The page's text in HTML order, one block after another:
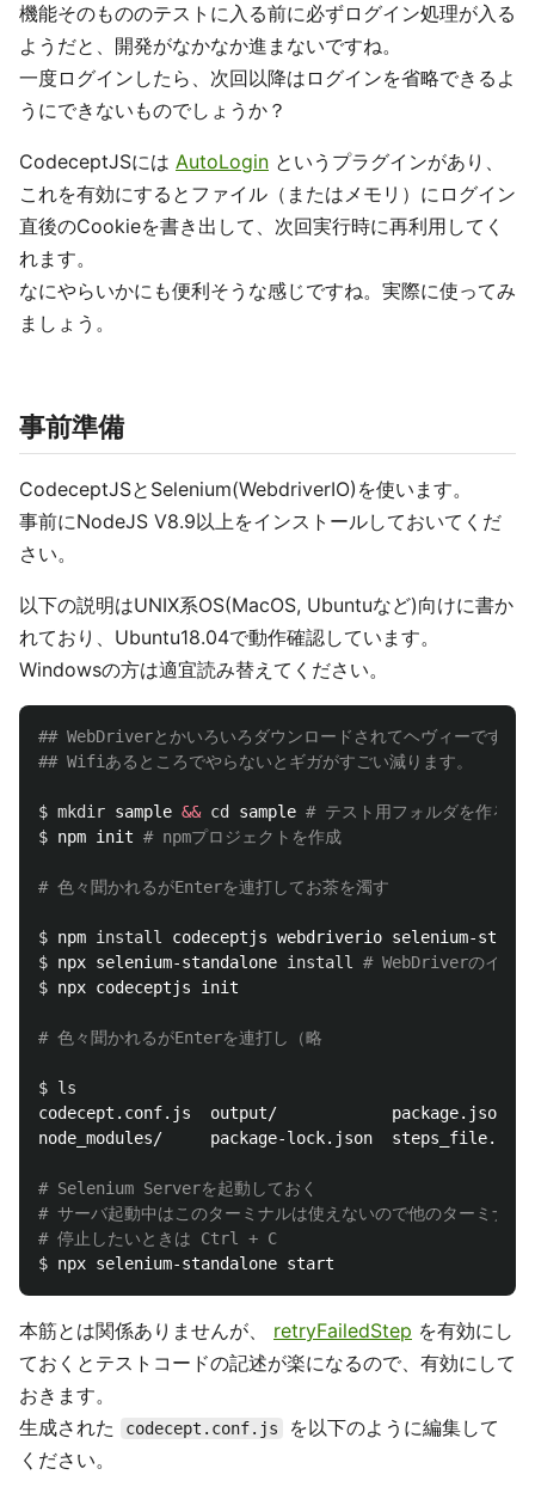
機能そのもののテストに入る前に必ずログイン処理が入る
ようだと、開発がなかなか進まないですね。
一度ログインしたら、次回以降はログインを省略できるよ
うにできないものでしょうか？
CodeceptJSには AutoLogin というプラグインがあり、
これを有効にするとファイル（またはメモリ）にログイン
直後のCookieを書き出して、次回実行時に再利用してく
れます。
なにやらいかにも便利そうな感じですね。実際に使ってみ
ましょう。
事前準備
CodeceptJSとSelenium(WebdriverIO)を使います。
事前にNodeJS V8.9以上をインストールしておいてくだ
さい。
以下の説明はUNIX系OS(MacOS, Ubuntuなど)向けに書か
れており、Ubuntu18.04で動作確認しています。
Windowsの方は適宜読み替えてください。
## WebDriverとかいろいろダウンロードされてヘヴィーです。
## Wifiあるところでやらないとギガがすごい減ります。
$ mkdir sample && cd sample # テスト用フォルダを作る
$ npm init # npmプロジェクトを作成
# 色々聞かれるがEnterを連打してお茶を濁す
$ npm install codeceptjs webdriverio selenium-
$ npx selenium-standalone install
# WebDriverのイン
$ npx codeceptjs init
# 色々聞かれるがEnterを連打し（略
$
codecept.conf.js  output/            package.json
node_modules/     package-lock.json  steps_file.js
# Selenium Serverを起動しておく
# サーバ起動中はこのターミナルは使えないので他のターミナル
# 停止したいときは Ctrl + C
$
本筋とは関係ありませんが、 retryFailedStep を有効にし
ておくとテストコードの記述が楽になるので、有効にして
おきます。
生成された
codecept.conf.js
を以下のように編集して
ください。